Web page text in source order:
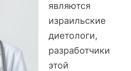
являются
израильские
диетологи,
разработчики
этой